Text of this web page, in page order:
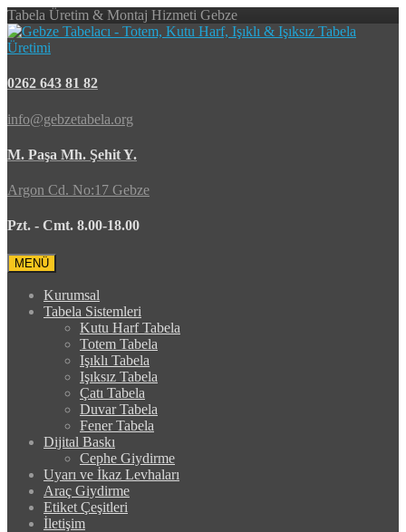
Tabela Üretim & Montaj Hizmeti Gebze
0262 643 81 82
info@gebzetabela.org
M. Paşa Mh. Şehit Y.
Argon Cd. No:17 Gebze
Pzt. - Cmt. 8.00-18.00
MENÜ
Kurumsal
Tabela Sistemleri
Kutu Harf Tabela
Totem Tabela
Işıklı Tabela
Işıksız Tabela
Çatı Tabela
Duvar Tabela
Fener Tabela
Dijital Baskı
Cephe Giydirme
Uyarı ve İkaz Levhaları
Araç Giydirme
Etiket Çeşitleri
İletişim